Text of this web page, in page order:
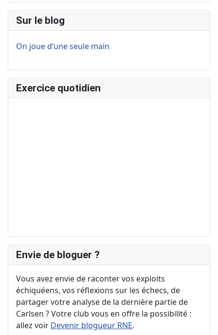
Sur le blog
On joue d’une seule main
Exercice quotidien
Envie de bloguer ?
Vous avez envie de raconter vos exploits
échiquéens, vos réflexions sur les échecs, de
partager votre analyse de la dernière partie de
Carlsen ? Votre club vous en offre la possibilité :
allez voir Devenir blogueur RNE.